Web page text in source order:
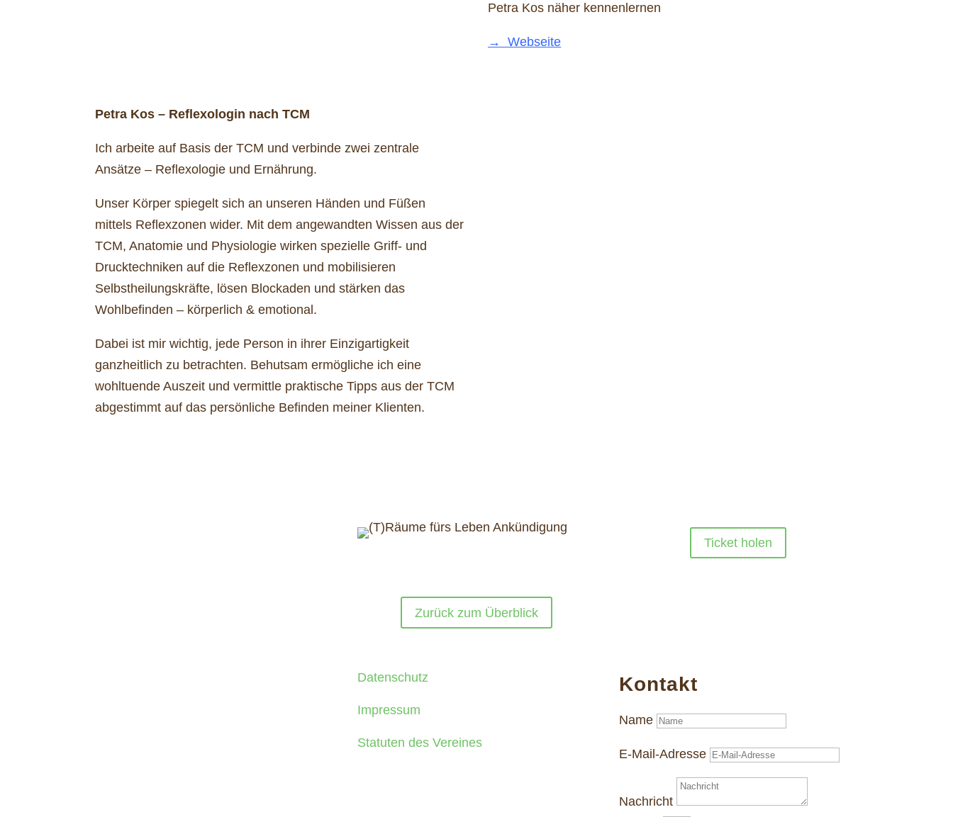
Petra Kos näher kennenlernen
→ Webseite
Petra Kos – Reflexologin nach TCM
Ich arbeite auf Basis der TCM und verbinde zwei zentrale
Ansätze – Reflexologie und Ernährung.
Unser Körper spiegelt sich an unseren Händen und Füßen
mittels Reflexzonen wider. Mit dem angewandten Wissen aus der
TCM, Anatomie und Physiologie wirken spezielle Griff- und
Drucktechniken auf die Reflexzonen und mobilisieren
Selbstheilungskräfte, lösen Blockaden und stärken das
Wohlbefinden – körperlich & emotional.
Dabei ist mir wichtig, jede Person in ihrer Einzigartigkeit
ganzheitlich zu betrachten. Behutsam ermögliche ich eine
wohltuende Auszeit und vermittle praktische Tipps aus der TCM
abgestimmt auf das persönliche Befinden meiner Klienten.
Ticket holen
Zurück zum Überblick
Datenschutz
Impressum
Statuten des Vereines
Kontakt
Name
E-Mail-Adresse
Nachricht